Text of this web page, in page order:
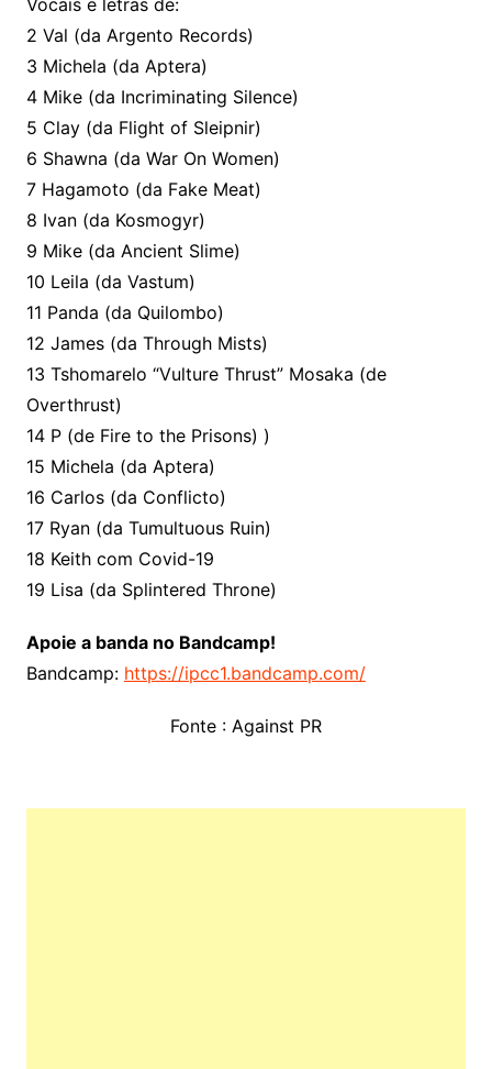
Vocais e letras de:
2 Val (da Argento Records)
3 Michela (da Aptera)
4 Mike (da Incriminating Silence)
5 Clay (da Flight of Sleipnir)
6 Shawna (da War On Women)
7 Hagamoto (da Fake Meat)
8 Ivan (da Kosmogyr)
9 Mike (da Ancient Slime)
10 Leila (da Vastum)
11 Panda (da Quilombo)
12 James (da Through Mists)
13 Tshomarelo “Vulture Thrust” Mosaka (de
Overthrust)
14 P (de Fire to the Prisons) )
15 Michela (da Aptera)
16 Carlos (da Conflicto)
17 Ryan (da Tumultuous Ruin)
18 Keith com Covid-19
19 Lisa (da Splintered Throne)
Apoie a banda no Bandcamp!
Bandcamp: https://ipcc1.bandcamp.com/
Fonte : Against PR